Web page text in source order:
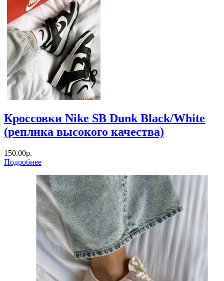
Кроссовки Nike SB Dunk Black/White
(реплика высокого качества)
150.00р.
Подробнее